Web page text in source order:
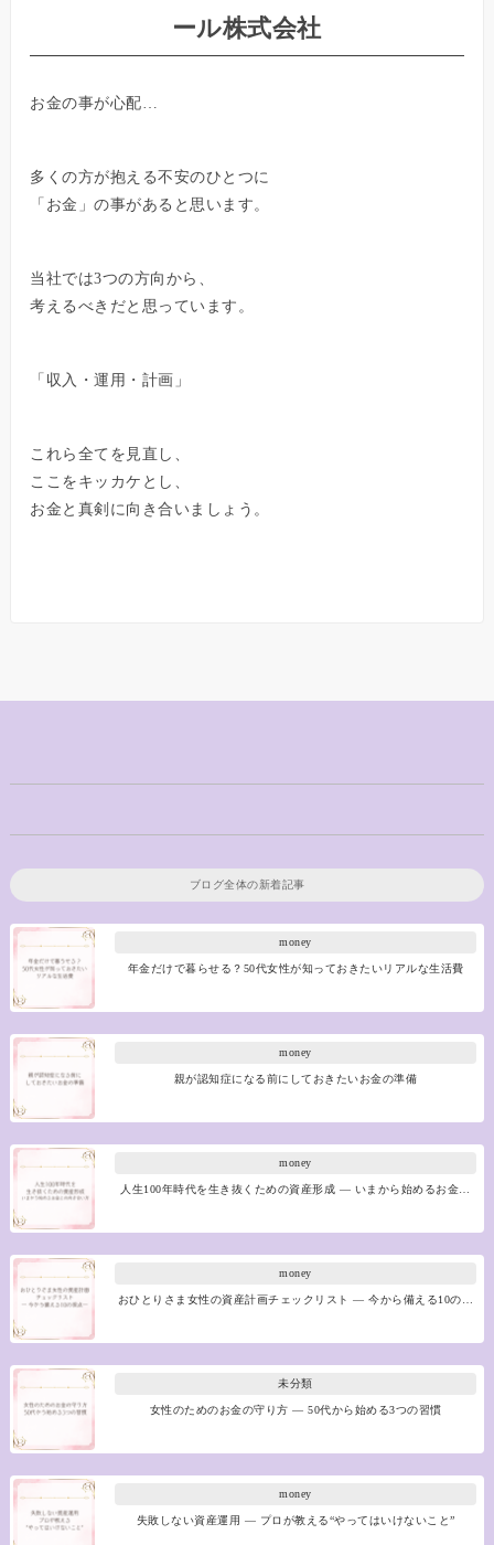
ール株式会社
お金の事が心配…
多くの方が抱える不安のひとつに
「お金」の事があると思います。
当社では3つの方向から、
考えるべきだと思っています。
「収入・運用・計画」
これら全てを見直し、
ここをキッカケとし、
お金と真剣に向き合いましょう。
ブログ全体の新着記事
money
年金だけで暮らせる？50代女性が知っておきたいリアルな生活費
money
親が認知症になる前にしておきたいお金の準備
money
人生100年時代を生き抜くための資産形成 ― いまから始めるお金…
money
おひとりさま女性の資産計画チェックリスト ― 今から備える10の…
未分類
女性のためのお金の守り方 ― 50代から始める3つの習慣
money
失敗しない資産運用 ― プロが教える“やってはいけないこと”